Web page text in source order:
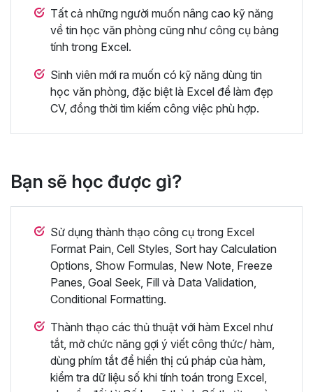
Tất cả những người muốn nâng cao kỹ năng
về tin học văn phòng cũng như công cụ bảng
tính trong Excel.
Sinh viên mới ra muốn có kỹ năng dùng tin
học văn phòng, đặc biệt là Excel để làm đẹp
CV, đồng thời tìm kiếm công việc phù hợp.
Bạn sẽ học được gì?
Sử dụng thành thạo công cụ trong Excel
Format Pain, Cell Styles, Sort hay Calculation
Options, Show Formulas, New Note, Freeze
Panes, Goal Seek, Fill và Data Validation,
Conditional Formatting.
Thành thạo các thủ thuật với hàm Excel như
tắt, mở chức năng gợi ý viết công thức/ hàm,
dùng phím tắt để hiển thị cú pháp của hàm,
kiểm tra dữ liệu số khi tính toán trong Excel,